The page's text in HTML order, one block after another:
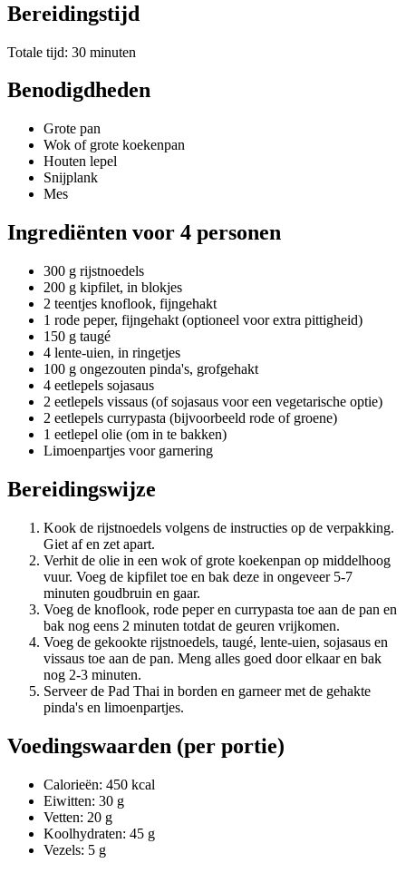
Bereidingstijd
Totale tijd: 30 minuten
Benodigdheden
Grote pan
Wok of grote koekenpan
Houten lepel
Snijplank
Mes
Ingrediënten voor 4 personen
300 g rijstnoedels
200 g kipfilet, in blokjes
2 teentjes knoflook, fijngehakt
1 rode peper, fijngehakt (optioneel voor extra pittigheid)
150 g taugé
4 lente-uien, in ringetjes
100 g ongezouten pinda's, grofgehakt
4 eetlepels sojasaus
2 eetlepels vissaus (of sojasaus voor een vegetarische optie)
2 eetlepels currypasta (bijvoorbeeld rode of groene)
1 eetlepel olie (om in te bakken)
Limoenpartjes voor garnering
Bereidingswijze
Kook de rijstnoedels volgens de instructies op de verpakking.
Giet af en zet apart.
Verhit de olie in een wok of grote koekenpan op middelhoog
vuur. Voeg de kipfilet toe en bak deze in ongeveer 5-7
minuten goudbruin en gaar.
Voeg de knoflook, rode peper en currypasta toe aan de pan en
bak nog eens 2 minuten totdat de geuren vrijkomen.
Voeg de gekookte rijstnoedels, taugé, lente-uien, sojasaus en
vissaus toe aan de pan. Meng alles goed door elkaar en bak
nog 2-3 minuten.
Serveer de Pad Thai in borden en garneer met de gehakte
pinda's en limoenpartjes.
Voedingswaarden (per portie)
Calorieën: 450 kcal
Eiwitten: 30 g
Vetten: 20 g
Koolhydraten: 45 g
Vezels: 5 g